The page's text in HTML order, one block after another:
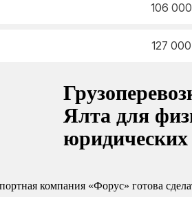
106
127
Ялта для
компания «Форус» готова